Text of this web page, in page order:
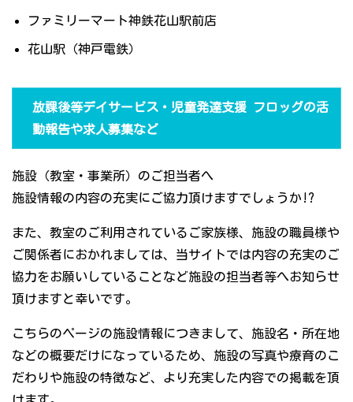
ファミリーマート神鉄花山駅前店
花山駅（神戸電鉄）
放課後等デイサービス・児童発達支援 フロッグの活
動報告や求人募集など
施設（教室・事業所）のご担当者へ
施設情報の内容の充実にご協力頂けますでしょうか!?
また、教室のご利用されているご家族様、施設の職員様や
ご関係者におかれましては、当サイトでは内容の充実のご
協力をお願いしていることなど施設の担当者等へお知らせ
頂けますと幸いです。
こちらのページの施設情報につきまして、施設名・所在地
などの概要だけになっているため、施設の写真や療育のこ
だわりや施設の特徴など、より充実した内容での掲載を頂